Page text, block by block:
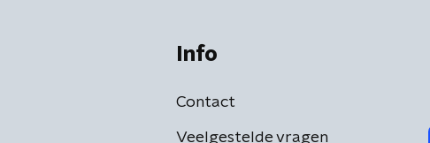
Info
Contact
Veelgestelde vragen